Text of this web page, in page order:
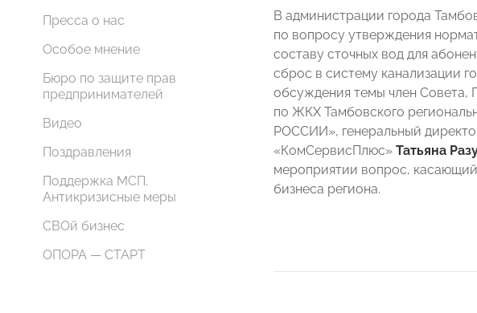
Пресса о нас
Особое мнение
Бюро по защите прав
предпринимателей
Видео
Поздравления
Поддержка МСП.
Антикризисные меры
СВОй бизнес
ОПОРА — СТАРТ
В администрации города
по вопросу утверждения
составу сточных вод для
сброс в систему канализации
обсуждения темы член Совета,
по ЖКХ Тамбовского
РОССИИ», генеральный
«КомСервисПлюс» Татьяна
мероприятии вопрос,
бизнеса региона.